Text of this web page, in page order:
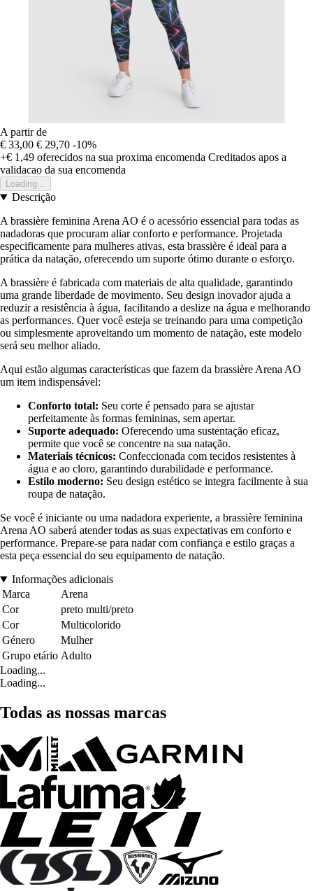
A partir de
€ 33,00 € 29,70 -10%
+€ 1,49 oferecidos na sua proxima encomenda Creditados apos a
validacao da sua encomenda
Loading...
Descrição
A brassière feminina Arena AO é o acessório essencial para todas as
nadadoras que procuram aliar conforto e performance. Projetada
especificamente para mulheres ativas, esta brassière é ideal para a
prática da natação, oferecendo um suporte ótimo durante o esforço.
A brassière é fabricada com materiais de alta qualidade, garantindo
uma grande liberdade de movimento. Seu design inovador ajuda a
reduzir a resistência à água, facilitando a deslize na água e melhorando
as performances. Quer você esteja se treinando para uma competição
ou simplesmente aproveitando um momento de natação, este modelo
será seu melhor aliado.
Aqui estão algumas características que fazem da brassière Arena AO
um item indispensável:
Conforto total: Seu corte é pensado para se ajustar
perfeitamente às formas femininas, sem apertar.
Suporte adequado: Oferecendo uma sustentação eficaz,
permite que você se concentre na sua natação.
Materiais técnicos: Confeccionada com tecidos resistentes à
água e ao cloro, garantindo durabilidade e performance.
Estilo moderno: Seu design estético se integra facilmente à sua
roupa de natação.
Se você é iniciante ou uma nadadora experiente, a brassière feminina
Arena AO saberá atender todas as suas expectativas em conforto e
performance. Prepare-se para nadar com confiança e estilo graças a
esta peça essencial do seu equipamento de natação.
Informações adicionais
Marca
Arena
Cor
preto multi/preto
Cor
Multicolorido
Género
Mulher
Grupo etário Adulto
Loading...
Loading...
Todas as nossas marcas